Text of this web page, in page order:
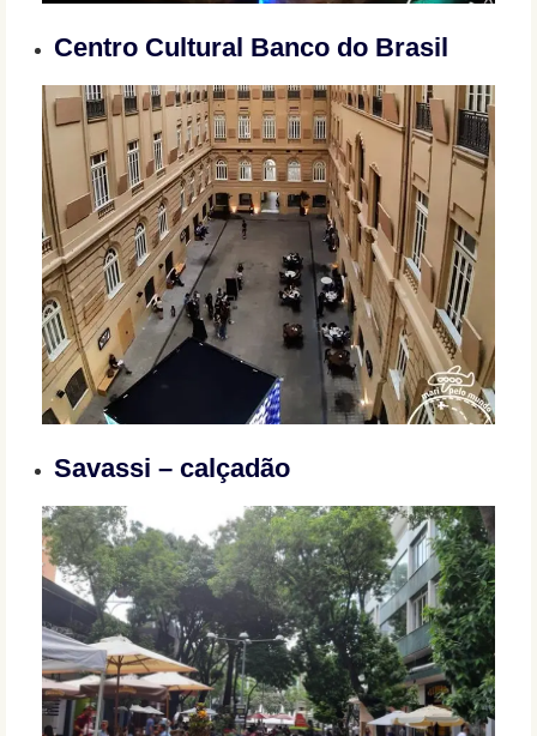
Centro Cultural Banco do Brasil
Savassi – calçadão